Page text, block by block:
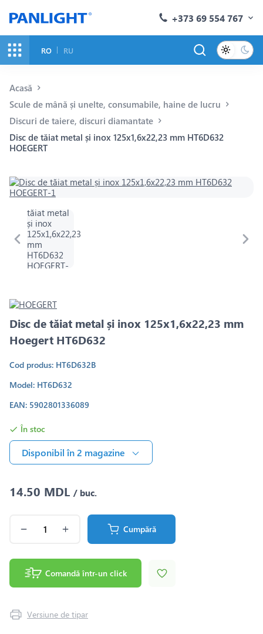
+373 69 554 767
RO RU
Acasă
Scule de mână și unelte, consumabile, haine de lucru
Discuri de taiere, discuri diamantate
Disc de tăiat metal și inox 125x1,6x22,23 mm HT6D632
HOEGERT
Disc de tăiat metal și inox 125x1,6x22,23 mm
Hoegert HT6D632
Cod produs: HT6D632B
Model: HT6D632
EAN: 5902801336089
În stoc
Disponibil în 2 magazine
14.50 MDL / buc.
Cumpără
Comandă într-un click
Versiune de tipar